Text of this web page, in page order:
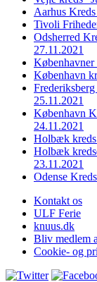
Aarhus Kreds
Tivoli
Odsherred
27.11.2021
Københavner
København
25.11.2021
København
24.11.2021
Holbæk kreds
Holbæk
23.11.2021
Odense
Kontakt os
ULF Ferie
knuus.dk
Bliv medlem
Cookie- og